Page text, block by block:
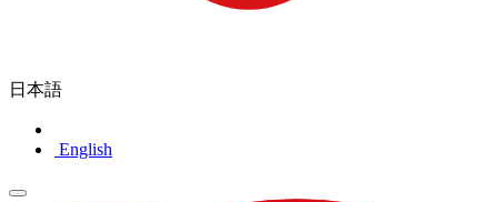
日本語
English